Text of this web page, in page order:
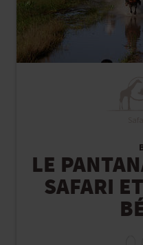
LE
SAFARI